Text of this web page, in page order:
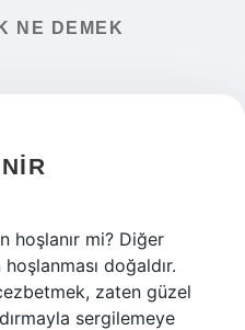
NE DEMEK
hoşlanır mi? Diğer
doğaldır.
zaten güzel
sergilemeye